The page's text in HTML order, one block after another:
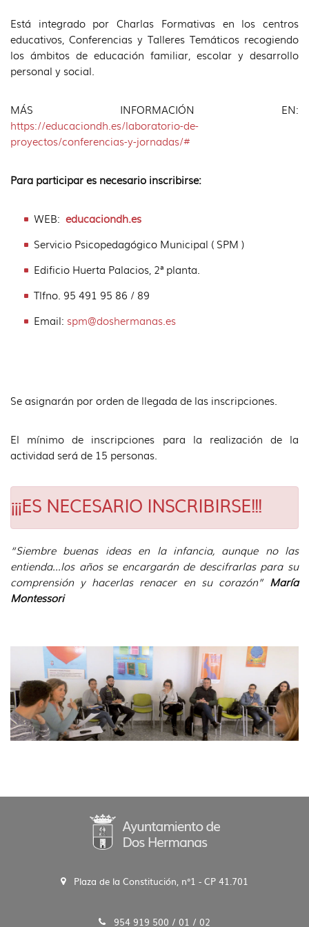
Está integrado por Charlas Formativas en los centros
educativos, Conferencias y Talleres Temáticos recogiendo
los ámbitos de educación familiar, escolar y desarrollo
personal y social.
MÁS INFORMACIÓN EN:
https://educaciondh.es/laboratorio-de-
proyectos/conferencias-y-jornadas/#
Para participar es necesario inscribirse:
WEB: educaciondh.es
Servicio Psicopedagógico Municipal ( SPM )
Edificio Huerta Palacios, 2ª planta.
Tlfno. 95 491 95 86 / 89
Email: spm@doshermanas.es
Se asignarán por orden de llegada de las inscripciones.
El mínimo de inscripciones para la realización de la
actividad será de 15 personas.
¡¡¡ES NECESARIO INSCRIBIRSE!!!
“Siembre buenas ideas en la infancia, aunque no las
entienda…los años se encargarán de descifrarlas para su
comprensión y hacerlas renacer en su corazón” María
Montessori
Plaza de la Constitución, n°1 - CP 41.701
954 919 500 / 01 / 02